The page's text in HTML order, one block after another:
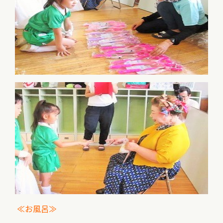
≪お風呂≫